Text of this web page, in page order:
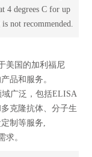
4 degrees C for up
not recommended.
美国的加利福尼
品和服务。
域广泛，包括ELISA
克隆抗体、分子生
制等服务,
求。